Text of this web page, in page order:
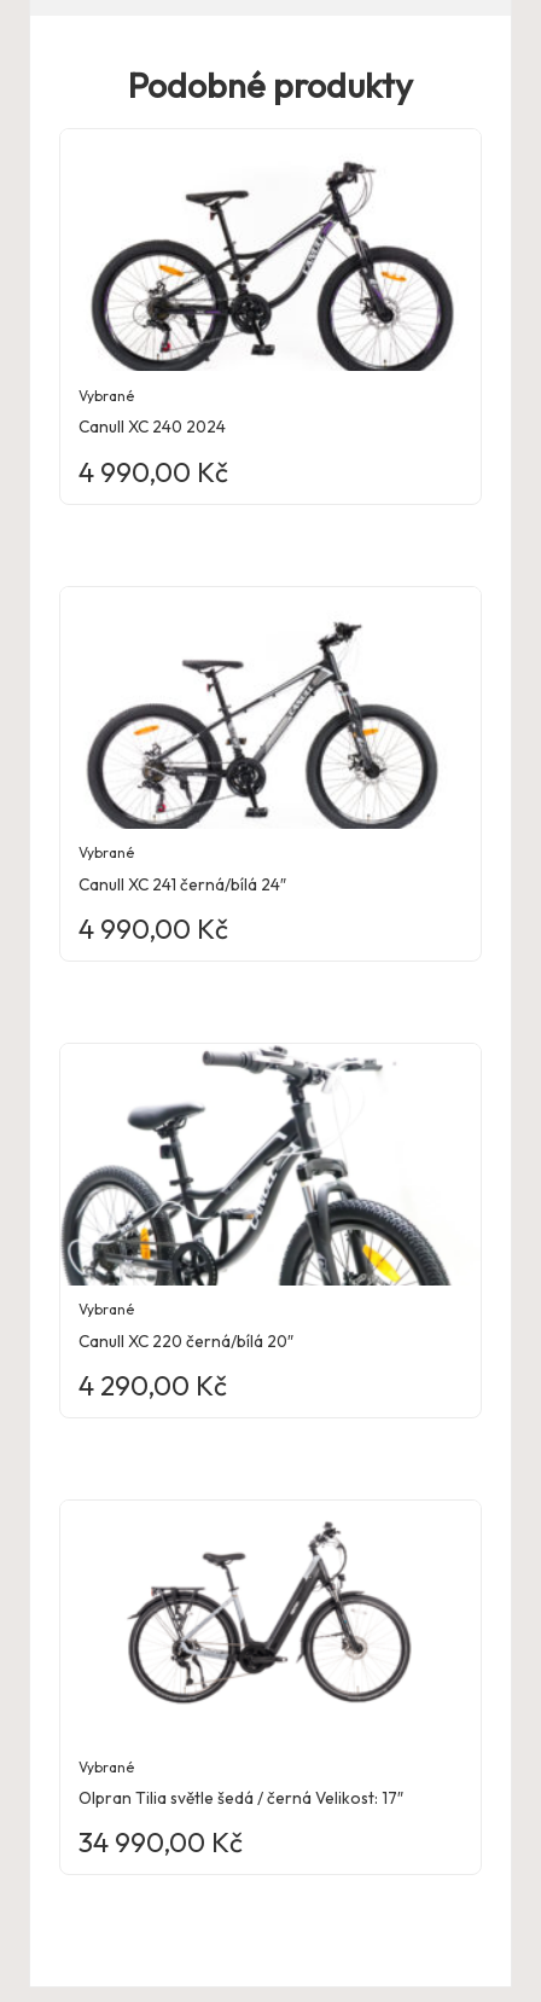
Podobné produkty
Vybrané
Canull XC 240 2024
4 990,00 Kč
Vybrané
Canull XC 241 černá/bílá 24″
4 990,00 Kč
Vybrané
Canull XC 220 černá/bílá 20″
4 290,00 Kč
Vybrané
Olpran Tilia světle šedá / černá Velikost: 17″
34 990,00 Kč